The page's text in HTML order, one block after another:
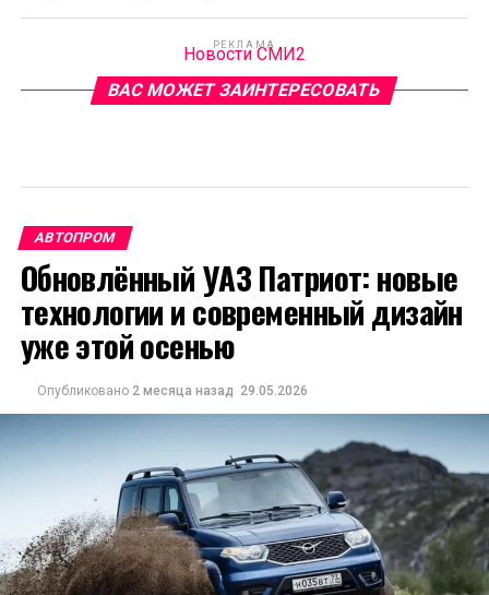
РЕКЛАМА
Новости СМИ2
ВАС МОЖЕТ ЗАИНТЕРЕСОВАТЬ
АВТОПРОМ
Обновлённый УАЗ Патриот: новые
технологии и современный дизайн
уже этой осенью
Опубликовано 2 месяца назад 29.05.2026